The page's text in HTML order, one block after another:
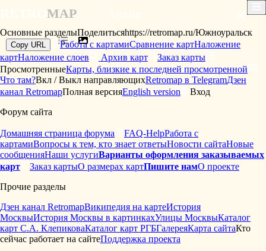
MAP ×
Основные разделыПоделитьсяhttps://retromap.ru/Южноуральск
Copy URL Работа с картамиСравнение картНаложение
картНаложение слоев Архив карт
Заказ карты
ПросмотренныеКарты, близкие к последней просмотренной
Что там?Вкл / Выкл направляющихRetromap в TelegramДзен
канал RetromapПолная версияEnglish version
Вход
Форум сайта
Домашняя страница форума FAQ-HelpРабота с
картамиВопросы к тем, кто знает ответыНовости сайтаНовые
сообщенияНаши услугиВарианты оформления заказываемых
карт
Заказ картыО размерах картПишите намО проекте
Прочие разделы
Дзен канал RetromapВикипедия на картеИстория
МосквыИстория Москвы в картинкахУлицы МосквыКаталог
карт С.А. КлепиковаКаталог карт РГБГалереяКарта сайтаКто
сейчас работает на сайтеПоддержка проекта